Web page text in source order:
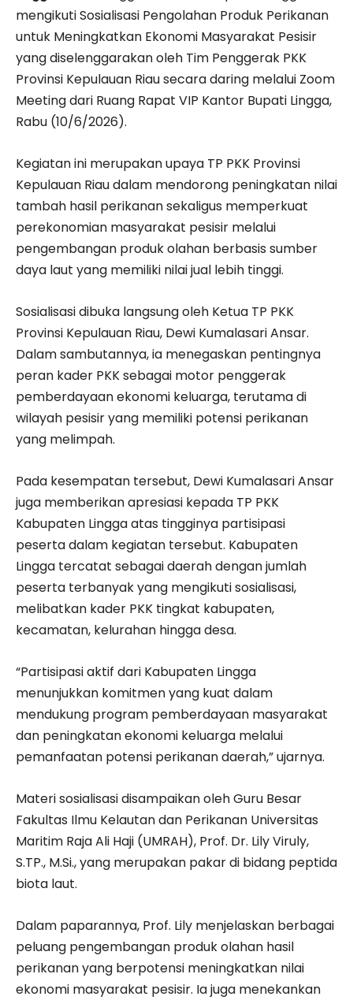
mengikuti Sosialisasi Pengolahan Produk Perikanan
untuk Meningkatkan Ekonomi Masyarakat Pesisir
yang diselenggarakan oleh Tim Penggerak PKK
Provinsi Kepulauan Riau secara daring melalui Zoom
Meeting dari Ruang Rapat VIP Kantor Bupati Lingga,
Rabu (10/6/2026).
Kegiatan ini merupakan upaya TP PKK Provinsi
Kepulauan Riau dalam mendorong peningkatan nilai
tambah hasil perikanan sekaligus memperkuat
perekonomian masyarakat pesisir melalui
pengembangan produk olahan berbasis sumber
daya laut yang memiliki nilai jual lebih tinggi.
Sosialisasi dibuka langsung oleh Ketua TP PKK
Provinsi Kepulauan Riau, Dewi Kumalasari Ansar.
Dalam sambutannya, ia menegaskan pentingnya
peran kader PKK sebagai motor penggerak
pemberdayaan ekonomi keluarga, terutama di
wilayah pesisir yang memiliki potensi perikanan
yang melimpah.
Pada kesempatan tersebut, Dewi Kumalasari Ansar
juga memberikan apresiasi kepada TP PKK
Kabupaten Lingga atas tingginya partisipasi
peserta dalam kegiatan tersebut. Kabupaten
Lingga tercatat sebagai daerah dengan jumlah
peserta terbanyak yang mengikuti sosialisasi,
melibatkan kader PKK tingkat kabupaten,
kecamatan, kelurahan hingga desa.
“Partisipasi aktif dari Kabupaten Lingga
menunjukkan komitmen yang kuat dalam
mendukung program pemberdayaan masyarakat
dan peningkatan ekonomi keluarga melalui
pemanfaatan potensi perikanan daerah,” ujarnya.
Materi sosialisasi disampaikan oleh Guru Besar
Fakultas Ilmu Kelautan dan Perikanan Universitas
Maritim Raja Ali Haji (UMRAH), Prof. Dr. Lily Viruly,
S.TP., M.Si., yang merupakan pakar di bidang peptida
biota laut.
Dalam paparannya, Prof. Lily menjelaskan berbagai
peluang pengembangan produk olahan hasil
perikanan yang berpotensi meningkatkan nilai
ekonomi masyarakat pesisir. Ia juga menekankan